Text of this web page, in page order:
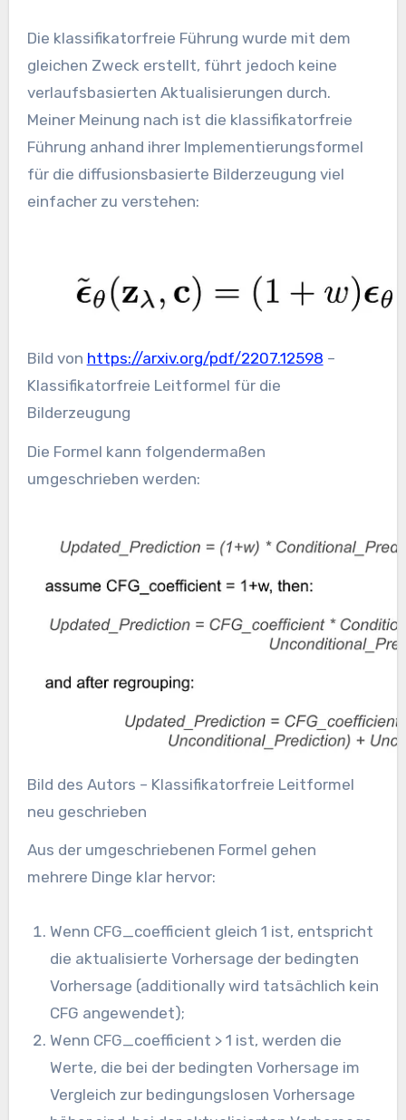
Die klassifikatorfreie Führung wurde mit dem
gleichen Zweck erstellt, führt jedoch keine
verlaufsbasierten Aktualisierungen durch.
Meiner Meinung nach ist die klassifikatorfreie
Führung anhand ihrer Implementierungsformel
für die diffusionsbasierte Bilderzeugung viel
einfacher zu verstehen:
Bild von https://arxiv.org/pdf/2207.12598 –
Klassifikatorfreie Leitformel für die
Bilderzeugung
Die Formel kann folgendermaßen
umgeschrieben werden:
Bild des Autors – Klassifikatorfreie Leitformel
neu geschrieben
Aus der umgeschriebenen Formel gehen
mehrere Dinge klar hervor:
Wenn CFG_coefficient gleich 1 ist, entspricht
die aktualisierte Vorhersage der bedingten
Vorhersage (additionally wird tatsächlich kein
CFG angewendet);
Wenn CFG_coefficient > 1 ist, werden die
Werte, die bei der bedingten Vorhersage im
Vergleich zur bedingungslosen Vorhersage